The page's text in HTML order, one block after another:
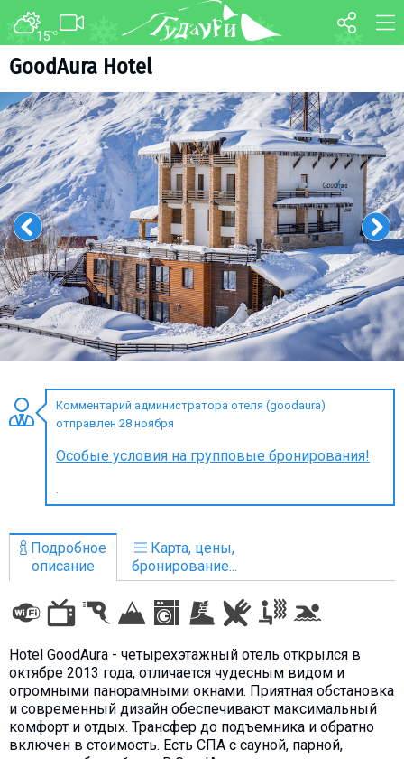
15°C
GoodAura Hotel
Комментарий администратора отеля (goodaura)
отправлен 28 ноября
Особые условия на групповые бронирования!
.
Подробное
описание
Карта, цены,
бронирование...
Hotel GoodAura - четырехэтажный отель открылся в
октябре 2013 года, отличается чудесным видом и
огромными панорамными окнами. Приятная обстановка
и современный дизайн обеспечивают максимальный
комфорт и отдых. Трансфер до подъемника и обратно
включен в стоимость. Есть СПА с сауной, парной,
ФОРУМ
WEBCAM
ТРАНСФЕР
О курорте
Схема трасс
Ски-пасс
Инструкторы
Прокат
Ски-сервис
Дети в Гудаури
Развлечения
Календарь событий
Гудаури
INFO
ПРОЖИВАНИЕ
Квартиры
Коттеджи
%
Горячие предложения
Казбеги
Другое
ГРУЗИЯ